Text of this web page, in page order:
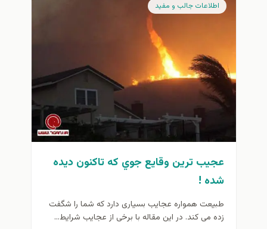
اطلاعات جالب و مفيد
عجيب ترين وقايع جوي كه تاكنون ديده
شده !
طبیعت همواره عجایب بسیاری دارد که شما را شگفت
زده می کند. در این مقاله با برخی از عجایب شرایط...